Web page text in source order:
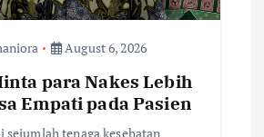
August 6, 2026
para Nakes Lebih
Empati pada Pasien
tenaga kesehatan